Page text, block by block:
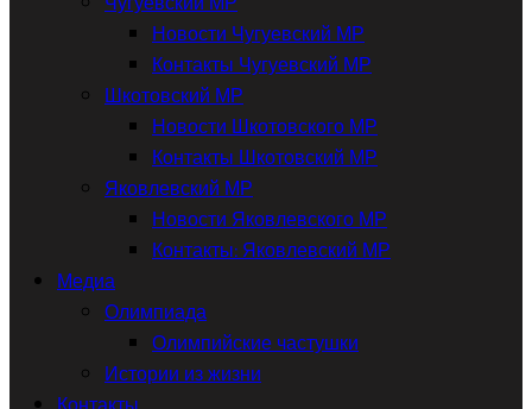
Новости Чугуевский МР
Контакты Чугуевский МР
Шкотовский МР
Новости Шкотовского МР
Контакты Шкотовский МР
Яковлевский МР
Новости Яковлевского МР
Контакты: Яковлевский МР
Медиа
Олимпиада
Олимпийские частушки
Истории из жизни